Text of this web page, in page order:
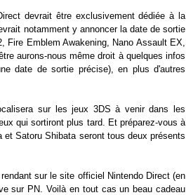
devrait être exclusivement dédiée à la
notamment y annoncer la date de sortie
Fire Emblem Awakening, Nano Assault EX,
aurons-nous même droit à quelques infos
date de sortie précise), en plus d'autres
sur les jeux 3DS à venir dans les
qui sortiront plus tard. Et préparez-vous à
Satoru Shibata seront tous deux présents
sur le site officiel Nintendo Direct (en
sur PN. Voilà en tout cas un beau cadeau